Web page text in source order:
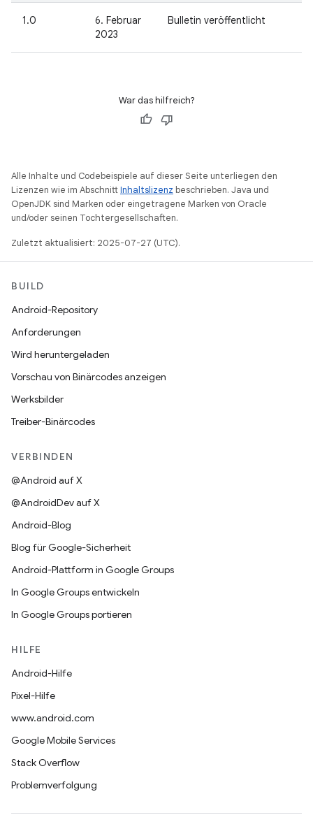
1.0
6. Februar
2023
Bulletin veröffentlicht
War das hilfreich?
Alle Inhalte und Codebeispiele auf dieser Seite unterliegen den
Lizenzen wie im AbschnittInhaltslizenz beschrieben. Java und
OpenJDK sind Marken oder eingetragene Marken von Oracle
und/oder seinen Tochtergesellschaften.
Zuletzt aktualisiert: 2025-07-27 (UTC).
BUILD
Android-Repository
Anforderungen
Wird heruntergeladen
Vorschau von Binärcodes anzeigen
Werksbilder
Treiber-Binärcodes
VERBINDEN
@Android auf X
@AndroidDev auf X
Android-Blog
Blog für Google-Sicherheit
Android-Plattform in Google Groups
In Google Groups entwickeln
In Google Groups portieren
HILFE
Android-Hilfe
Pixel-Hilfe
www.android.com
Google Mobile Services
Stack Overflow
Problemverfolgung